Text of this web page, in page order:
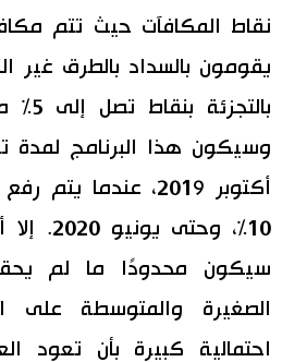
نقاط المكافآت حيث تتم
يقومون بالسداد بالطرق غير
وسيكون هذا البرنامج لمدة
أكتوبر 2019، عندما
10%،
سيكون محدودًا ما لم
الصغيرة والمتوسطة على
احتمالية كبيرة بأن تعود